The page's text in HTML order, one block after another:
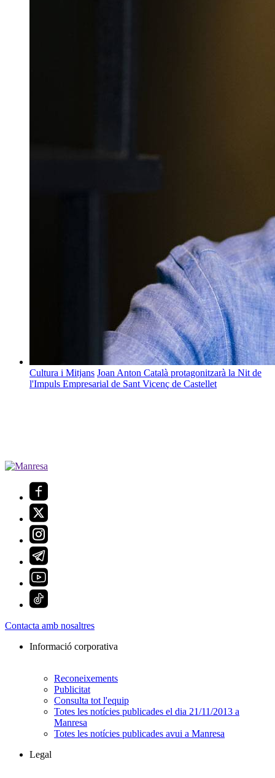
Cultura i Mitjans Joan Anton Català protagonitzarà la Nit de
l'Impuls Empresarial de Sant Vicenç de Castellet
Contacta amb nosaltres
Informació corporativa
Reconeixements
Publicitat
Consulta tot l'equip
Totes les notícies publicades el dia 21/11/2013 a
Manresa
Totes les notícies publicades avui a Manresa
Legal